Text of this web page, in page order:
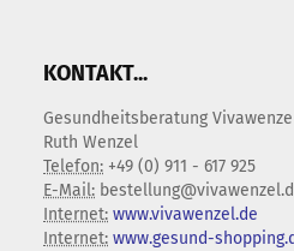
KONTAKT...
Gesundheitsberatung
Ruth Wenzel
Telefon: +49 (0) 911 - 617 925
E-Mail:
Internet: www.vivawenzel.de
Internet: www.gesund-